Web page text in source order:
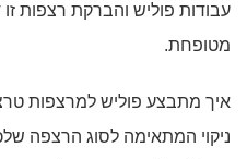
עבודות פוליש והברקת רצפות
מטופחת.
איך מתבצע פוליש למרצפות
ניקוי המתאימה לסוג הרצפה